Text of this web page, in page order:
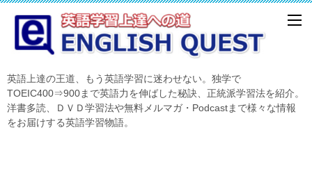
英語上達の王道、もう英語学習に迷わせない。独学で
TOEIC400⇒900まで英語力を伸ばした秘訣、正統派学習法を紹介。
洋書多読、ＤＶＤ学習法や無料メルマガ・Podcastまで様々な情報
をお届けする英語学習物語。